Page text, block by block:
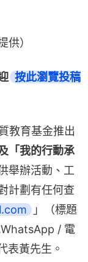
供）
按此瀏覽投稿
教育基金推出
「我的行動承
舉辦活動、工
計劃有任何查
」（標題
/ 電
表黃先生。